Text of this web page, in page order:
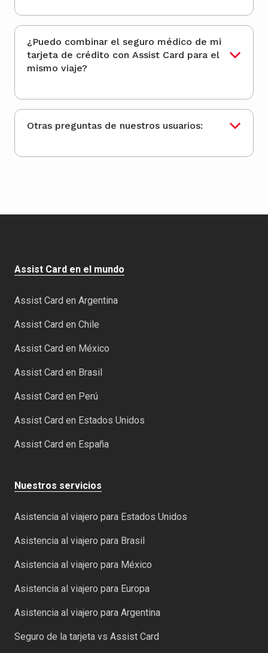
¿Puedo combinar el seguro médico de mi
tarjeta de crédito con Assist Card para el
mismo viaje?
Otras preguntas de nuestros usuarios:
Assist Card en el mundo
Assist Card en Argentina
Assist Card en Chile
Assist Card en México
Assist Card en Brasil
Assist Card en Perú
Assist Card en Estados Unidos
Assist Card en España
Nuestros servicios
Asistencia al viajero para Estados Unidos
Asistencia al viajero para Brasil
Asistencia al viajero para México
Asistencia al viajero para Europa
Asistencia al viajero para Argentina
Seguro de la tarjeta vs Assist Card